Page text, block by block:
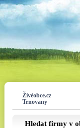
Živéobce.cz
Trnovany
Hledat firmy v